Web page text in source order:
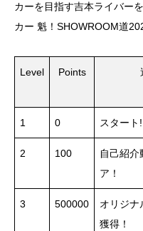
カーを目指す吉本ライバー
カー 魁！SHOWROOM道
Level Points
1 0 スタート!
2 100
自己紹介
ア！
3 500000
オリジナ
獲得！